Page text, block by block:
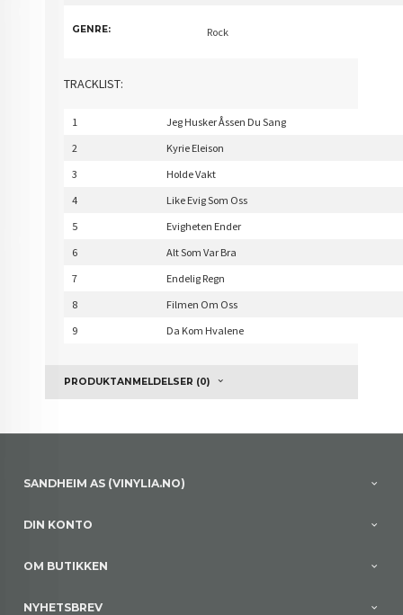
GENRE: Rock
TRACKLIST:
1
Jeg Husker Åssen Du Sang
2
Kyrie Eleison
3
Holde Vakt
4
Like Evig Som Oss
5
Evigheten Ender
6
Alt Som Var Bra
7
Endelig Regn
8
Filmen Om Oss
9
Da Kom Hvalene
PRODUKTANMELDELSER (0)
SANDHEIM AS (VINYLIA.NO)
DIN KONTO
OM BUTIKKEN
NYHETSBREV